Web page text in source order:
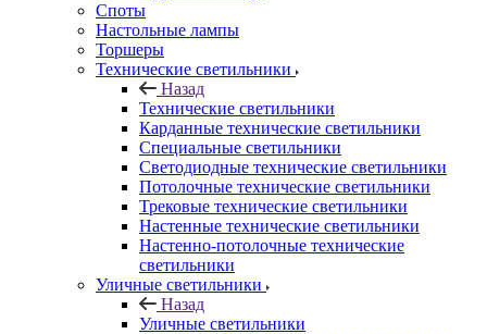
Споты
Настольные лампы
Торшеры
Технические светильники
Назад
Технические светильники
Карданные технические светильники
Специальные светильники
Светодиодные технические светильники
Потолочные технические светильники
Трековые технические светильники
Настенные технические светильники
Настенно-потолочные технические
светильники
Уличные светильники
Назад
Уличные светильники